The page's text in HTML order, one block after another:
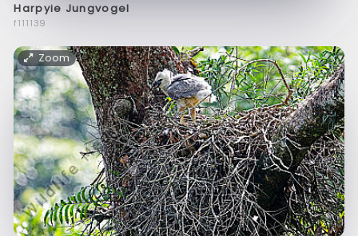
Harpyie Jungvogel
f111139
Zoom